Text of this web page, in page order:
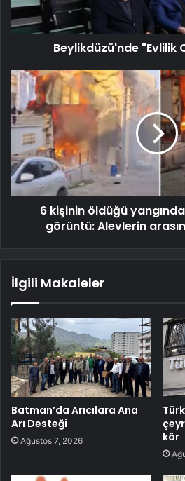
Beylikdüzü'nde "Evlilik
6 kişinin öldüğü
görüntü: Alevlerin
İlgili Makaleler
Batman’da Arıcılara Ana
Arı Desteği
Ağustos 7, 2026
kâr